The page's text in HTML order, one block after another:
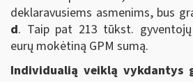
deklaravusiems asmenims, bus
d. Taip pat 213 tūkst.
eurų mokėtiną GPM sumą.
Individualią veiklą vykdantys